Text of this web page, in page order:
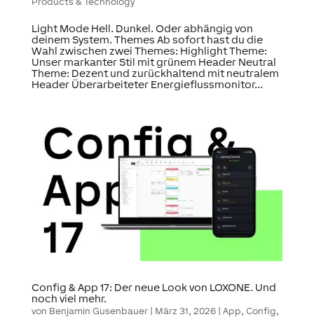
Light Mode Hell. Dunkel. Oder abhängig von
deinem System. Themes Ab sofort hast du die
Wahl zwischen zwei Themes: Highlight Theme:
Unser markanter Stil mit grünem Header Neutral
Theme: Dezent und zurückhaltend mit neutralem
Header Überarbeiteter Energieflussmonitor...
Config & App 17: Der neue Look von LOXONE. Und
noch viel mehr.
von Benjamin Gusenbauer| März 31, 2026| App, Config,